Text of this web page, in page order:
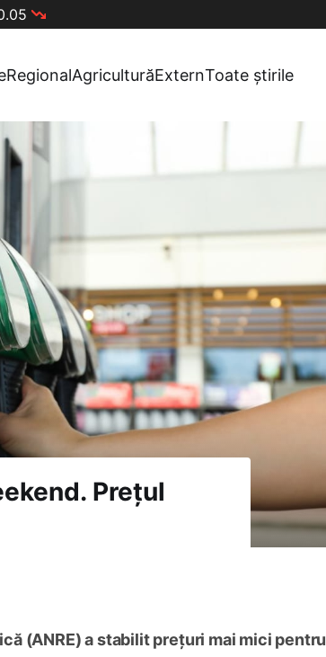
RegionalAgriculturăExternToate știrile
Prețul
(ANRE) a stabilit prețuri mai mici pentru